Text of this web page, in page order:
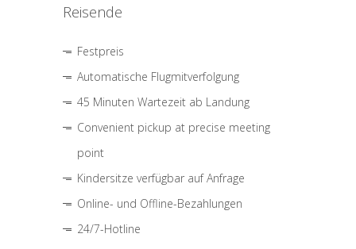
Reisende
Festpreis
Automatische Flugmitverfolgung
45 Minuten Wartezeit ab Landung
Convenient pickup at precise meeting
point
Kindersitze verfügbar auf Anfrage
Online- und Offline-Bezahlungen
24/7-Hotline